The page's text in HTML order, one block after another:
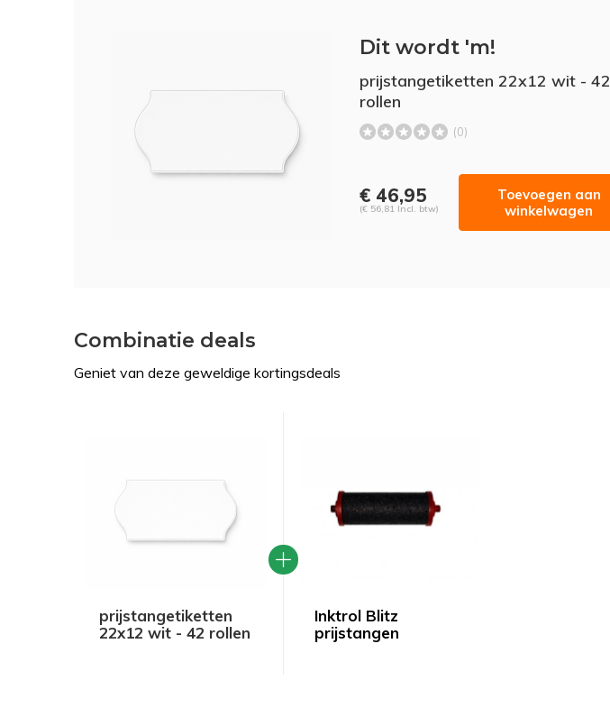
Dit wordt 'm!
prijstangetiketten 22x12 wit - 42
rollen
(0)
€ 46,95
(€ 56,81 Incl. btw)
Toevoegen aan
winkelwagen
Combinatie deals
Geniet van deze geweldige kortingsdeals
prijstangetiketten
22x12 wit - 42 rollen
Inktrol Blitz
prijstangen